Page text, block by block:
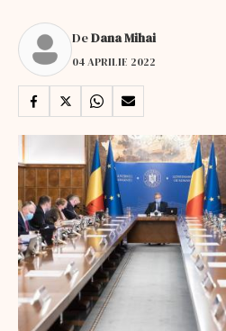
DeDana Mihai
04 APRILIE 2022